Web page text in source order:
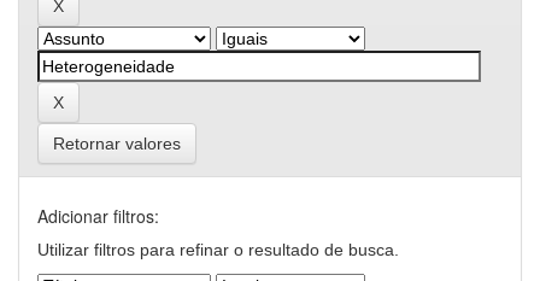
Retornar valores
Adicionar filtros:
Utilizar filtros para refinar o resultado de busca.